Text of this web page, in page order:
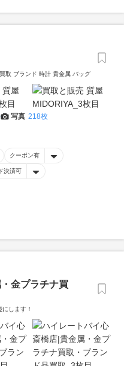
取 ブランド 時計 貴金属 バッグ
写真 218枚
クーポン有
決済可
金プラチナ買
します！